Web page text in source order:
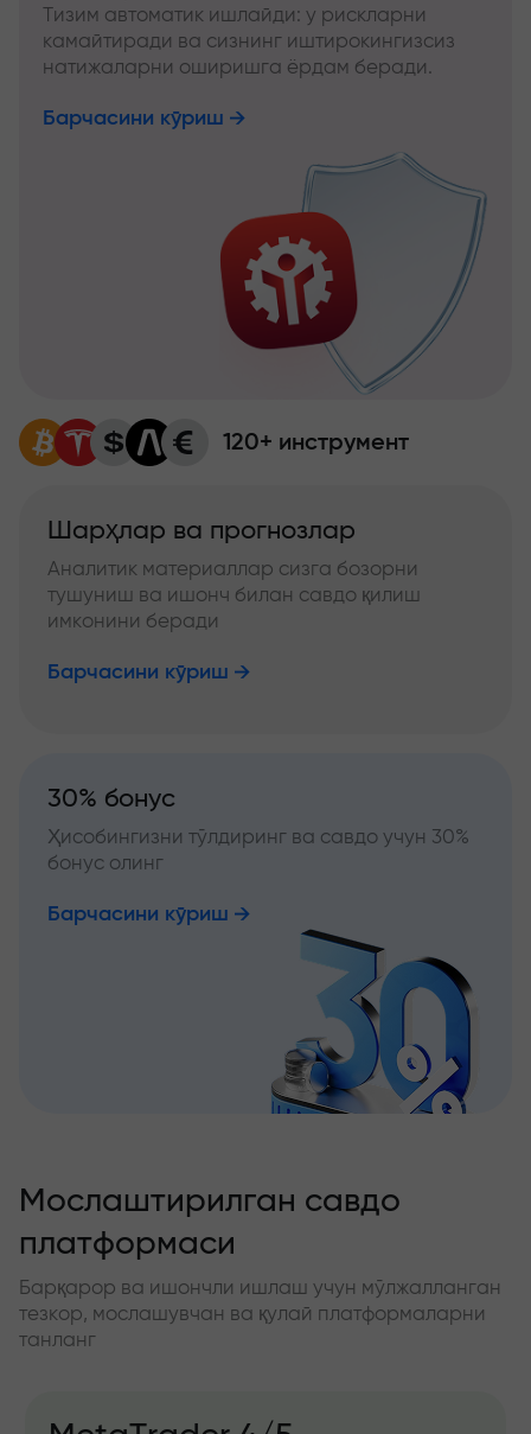
Тизим автоматик ишлайди: у рискларни
камайтиради ва сизнинг иштирокингизсиз
натижаларни оширишга ёрдам беради.
Барчасини кўриш
120+ инструмент
Шарҳлар ва прогнозлар
Аналитик материаллар сизга бозорни
тушуниш ва ишонч билан савдо қилиш
имконини беради
Барчасини кўриш
30% бонус
Ҳисобингизни тўлдиринг ва савдо учун 30%
бонус олинг
Барчасини кўриш
Мослаштирилган савдо
платформаси
Барқарор ва ишончли ишлаш учун мўлжалланган
тезкор, мослашувчан ва қулай платформаларни
танланг